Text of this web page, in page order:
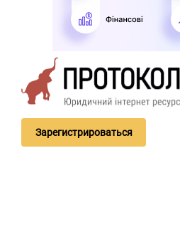
Зарегистрироваться